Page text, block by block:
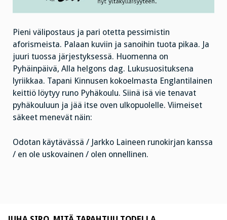
Pieni välipostaus ja pari otetta pessimistin
aforismeista. Palaan kuviin ja sanoihin tuota pikaa. Ja
juuri tuossa järjestyksessä. Huomenna on
Pyhäinpäivä, Alla helgons dag. Lukusuosituksena
lyriikkaa. Tapani Kinnusen kokoelmasta Englantilainen
keittiö löytyy runo Pyhäkoulu. Siinä isä vie tenavat
pyhäkouluun ja jää itse oven ulkopuolelle. Viimeiset
säkeet menevät näin:
Odotan käytävässä / Jarkko Laineen runokirjan kanssa
/ en ole uskovainen / olen onnellinen.